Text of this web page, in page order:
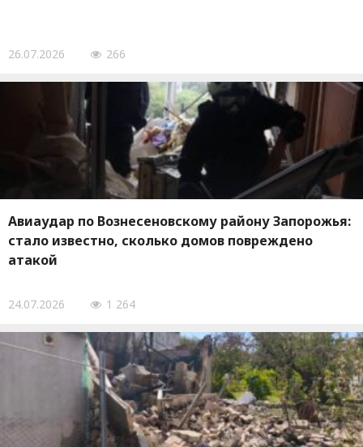
26.07.2026 266
Авиаудар по Вознесеновскому району Запорожья:
стало известно, сколько домов повреждено
атакой
24.07.2026 1 264